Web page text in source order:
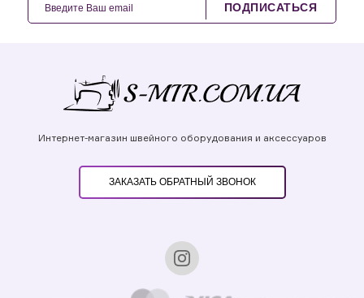
ПОДПИСАТЬСЯ
Интернет-магазин швейного оборудования и аксессуаров
ЗАКАЗАТЬ ОБРАТНЫЙ ЗВОНОК